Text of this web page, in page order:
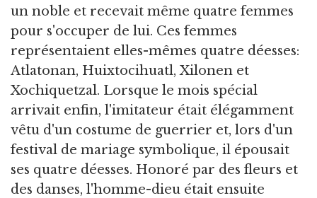
un noble et recevait même quatre femmes
pour s'occuper de lui. Ces femmes
représentaient elles-mêmes quatre déesses:
Atlatonan, Huixtocihuatl, Xilonen et
Xochiquetzal. Lorsque le mois spécial
arrivait enfin, l'imitateur était élégamment
vêtu d'un costume de guerrier et, lors d'un
festival de mariage symbolique, il épousait
ses quatre déesses. Honoré par des fleurs et
des danses, l'homme-dieu était ensuite